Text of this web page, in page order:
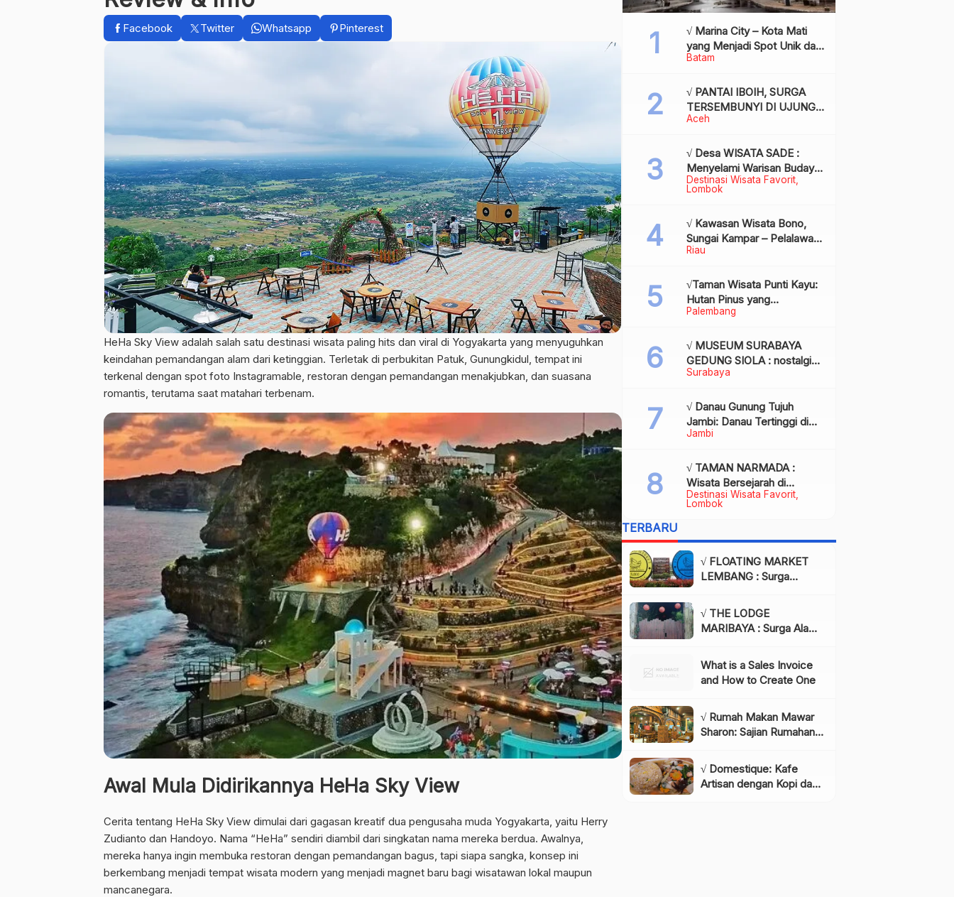
Facebook Twitter Whatsapp Pinterest
HeHa Sky View adalah salah satu destinasi wisata paling hits dan viral di Yogyakarta yang menyuguhkan
keindahan pemandangan alam dari ketinggian. Terletak di perbukitan Patuk, Gunungkidul, tempat ini
terkenal dengan spot foto Instagramable, restoran dengan pemandangan menakjubkan, dan suasana
romantis, terutama saat matahari terbenam.
Awal Mula Didirikannya HeHa Sky View
Cerita tentang HeHa Sky View dimulai dari gagasan kreatif dua pengusaha muda Yogyakarta, yaitu Herry
Zudianto dan Handoyo. Nama “HeHa” sendiri diambil dari singkatan nama mereka berdua. Awalnya,
mereka hanya ingin membuka restoran dengan pemandangan bagus, tapi siapa sangka, konsep ini
berkembang menjadi tempat wisata modern yang menjadi magnet baru bagi wisatawan lokal maupun
mancanegara.
Batam
√ Marina City – Kota Mati
yang Menjadi Spot Unik dan
Bersejarah di Batam,
Aceh
√ PANTAI IBOIH, SURGA
TERSEMBUNYI DI UJUNG
BARAT INDONESIA
Destinasi Wisata Favorit
Lombok
√ Desa WISATA SADE :
Menyelami Warisan Budaya
Suku Sasak di Jantung
Riau
√ Kawasan Wisata Bono,
Sungai Kampar – Pelalawan:
Fenomena Ombak di
Mendunia, Review & Info
Palembang
√Taman Wisata Punti Kayu:
Hutan Pinus yang
Menyegarkan di Tengah
Surabaya
√ MUSEUM SURABAYA
GEDUNG SIOLA : nostalgia
dalam balutan modernitas di
Review & Info
Jambi
√ Danau Gunung Tujuh
Jambi: Danau Tertinggi di
Asia Tenggara, Tiket, Rute,
Destinasi Wisata Favorit
Lombok
√ TAMAN NARMADA :
Wisata Bersejarah di
Lombok yang Memukau
TERBARU
√ FLOATING MARKET
LEMBANG : Surga
di Bandung yang Wajib
Dikunjungi, Info & Harga
Tiket
√ THE LODGE
MARIBAYA : Surga Alam
Lembang yang Wajib
Dikunjungi!, Info & Harga
Tiket
What is a Sales Invoice
and How to Create One
√ Rumah Makan Mawar
Sharon: Sajian Rumahan
Menggugah Selera,
Review & Info Lengkap
√ Domestique: Kafe
Artisan dengan Kopi dan